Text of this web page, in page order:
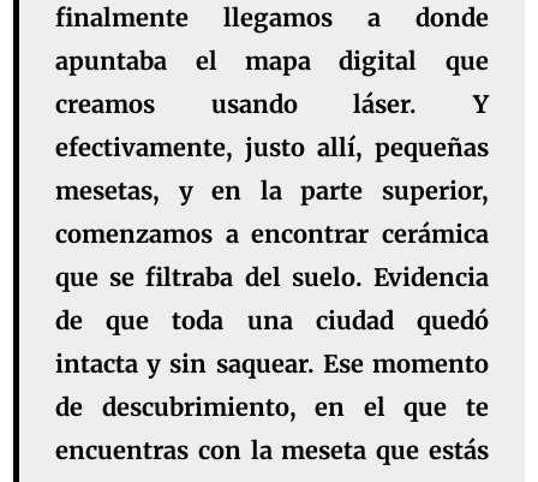
finalmente llegamos a donde
apuntaba el mapa digital que
creamos usando láser. Y
efectivamente, justo allí, pequeñas
mesetas, y en la parte superior,
comenzamos a encontrar cerámica
que se filtraba del suelo. Evidencia
de que toda una ciudad quedó
intacta y sin saquear. Ese momento
de descubrimiento, en el que te
encuentras con la meseta que estás